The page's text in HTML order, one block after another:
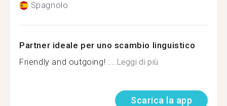
Spagnolo
Partner ideale per uno scambio linguistico
Friendly and outgoing! :...Leggi di più
Scarica la app